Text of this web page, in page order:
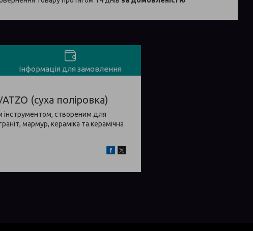
Інформація для замовлення
(суха поліровка)
інструментом, створеним для
мармур, кераміка та керамічна